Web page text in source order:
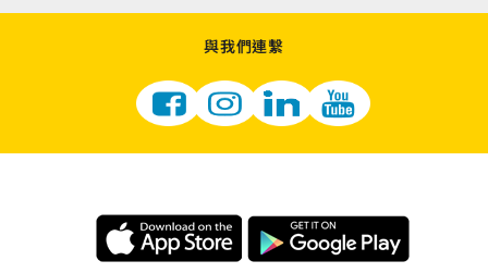
與我們連繫